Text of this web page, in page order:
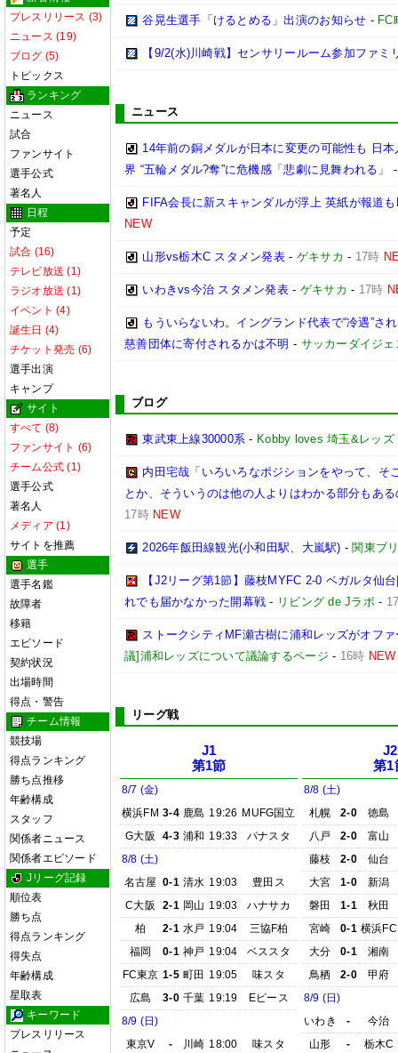
プレスリリース (3)
ニュース (19)
ブログ (5)
トピックス
ランキング
ニュース
試合
ファンサイト
選手公式
著名人
日程
予定
試合 (16)
テレビ放送 (1)
ラジオ放送 (1)
イベント (4)
誕生日 (4)
チケット発売 (6)
選手出演
キャンプ
サイト
すべて (8)
ファンサイト (6)
チーム公式 (1)
選手公式
著名人
メディア (1)
サイトを推薦
選手
選手名鑑
故障者
移籍
エピソード
契約状況
出場時間
得点・警告
チーム情報
競技場
得点ランキング
勝ち点推移
年齢構成
スタッフ
関係者ニュース
関係者エピソード
Jリーグ記録
順位表
勝ち点
得点ランキング
得失点
年齢構成
星取表
キーワード
プレスリリース
谷晃生選手「けるとめる」出演のお知らせ - FC
【9/2(水)川崎戦】センサリールーム参加ファミ
ニュース
14年前の銅メダルが日本に変更の可能性も 日
界 “五輪メダル?奪”に危機感「悲劇に見舞われる」
FIFA会長に新スキャンダルが浮上 英紙が報道
NEW
山形vs栃木C スタメン発表 - ゲキサカ - 17時
いわきvs今治 スタメン発表 - ゲキサカ - 17時
もういらないわ。イングランド代表で“冷遇”さ
慈善団体に寄付されるかは不明 - サッカーダイジ
ブログ
東武東上線30000系 - Kobby loves 埼玉&レッズ
内田宅哉「いろいろなポジションをやって、
とか、そういうのは他の人よりはわかる部分もあ
17時 NEW
2026年飯田線観光(小和田駅、大嵐駅) - 関東ブ
【J2リーグ第1節】藤枝MYFC 2-0 ベガルタ仙
れでも届かなかった開幕戦 - リビング de Jラボ-
ストークシティMF瀬古樹に浦和レッズがオフ
議]浦和レッズについて議論するページ - 16時 NEW
リーグ戦
J1
第1節
8/7 (金)
横浜FM 3-4 鹿島 19:26 MUFG国立
G大阪
4-3 浦和 19:33
パナスタ
8/8 (土)
名古屋 0-1 清水 19:03
豊田ス
C大阪
2-1 岡山 19:03
ハナサカ
柏
2-1 水戸 19:04
三協F柏
福岡
0-1 神戸 19:04
ベススタ
FC東京 1-5 町田 19:05
味スタ
広島
3-0 千葉 19:19
Eピース
8/9 (日)
東京V
- 川崎 18:00
味スタ
J2
第1
8/8 (土)
札幌
2-0
徳島
八戸
2-0
富山
藤枝
2-0
仙台
大宮
1-0
新潟
磐田
1-1
秋田
宮崎
0-1 横浜FC
大分
0-1
湘南
鳥栖
2-0
甲府
8/9 (日)
いわき
-
今治
山形
- 栃木C